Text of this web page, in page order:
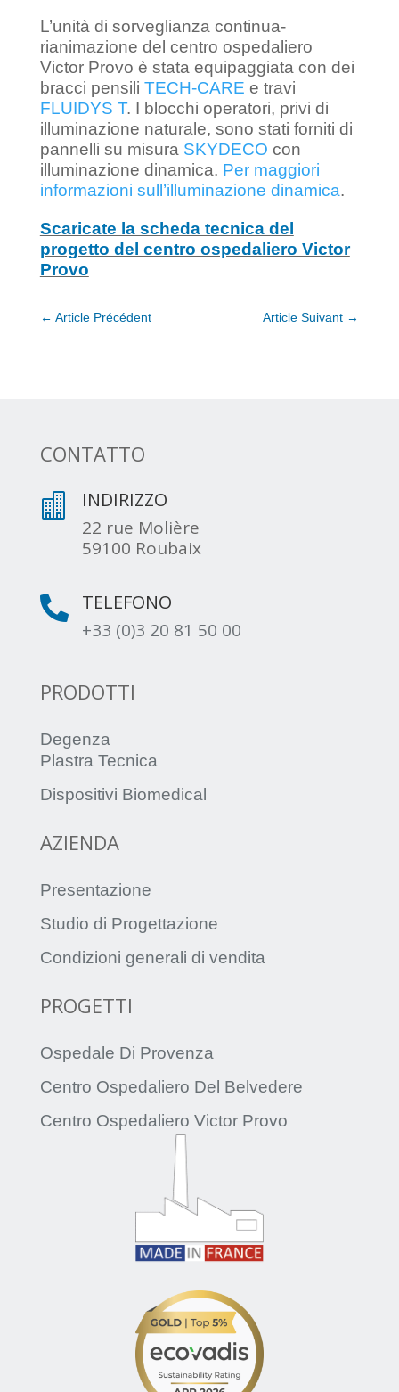
L’unità di sorveglianza continua-
rianimazione del centro ospedaliero
Victor Provo è stata equipaggiata con dei
bracci pensili TECH-CARE e travi
FLUIDYS T. I blocchi operatori, privi di
illuminazione naturale, sono stati forniti di
pannelli su misura SKYDECO con
illuminazione dinamica. Per maggiori
informazioni sull’illuminazione dinamica.
Scaricate la scheda tecnica del
progetto del centro ospedaliero Victor
Provo
← Article Précédent Article Suivant →
CONTATTO
 INDIRIZZO
22 rue Molière
59100 Roubaix
 TELEFONO
+33 (0)3 20 81 50 00
PRODOTTI
Degenza
Plastra Tecnica
Dispositivi Biomedical
AZIENDA
Presentazione
Studio di Progettazione
Condizioni generali di vendita
PROGETTI
Ospedale Di Provenza
Centro Ospedaliero Del Belvedere
Centro Ospedaliero Victor Provo